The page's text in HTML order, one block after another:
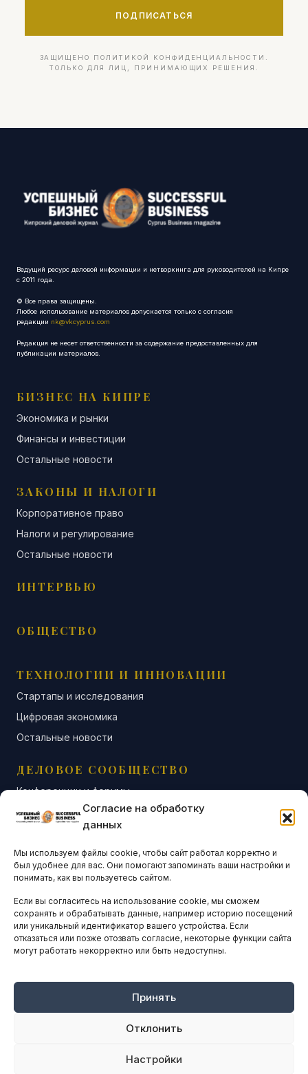
Согласие на обработку
данных
Мы используем файлы cookie, чтобы сайт работал корректно и
был удобнее для вас. Они помогают запоминать ваши настройки и
понимать, как вы пользуетесь сайтом.
Если вы согласитесь на использование cookie, мы сможем
сохранять и обрабатывать данные, например историю посещений
или уникальный идентификатор вашего устройства. Если
отказаться или позже отозвать согласие, некоторые функции сайта
могут работать некорректно или быть недоступны.
Принять
Отклонить
Настройки
ПОДПИСАТЬСЯ
ЗАЩИЩЕНО ПОЛИТИКОЙ КОНФИДЕНЦИАЛЬНОСТИ.
ТОЛЬКО ДЛЯ ЛИЦ, ПРИНИМАЮЩИХ РЕШЕНИЯ.
Ведущий ресурс деловой информации и нетворкинга для руководителей на Кипре
с 2011 года.
© Все права защищены.
Любое использование материалов допускается только с согласия
редакции nk@vkcyprus.com
Редакция не несет ответственности за содержание предоставленных для
публикации материалов.
БИЗНЕС НА КИПРЕ
Экономика и рынки
Финансы и инвестиции
Остальные новости
ЗАКОНЫ И НАЛОГИ
Корпоративное право
Налоги и регулирование
Остальные новости
ИНТЕРВЬЮ
ОБЩЕСТВО
ТЕХНОЛОГИИ И ИННОВАЦИИ
Стартапы и исследования
Цифровая экономика
Остальные новости
ДЕЛОВОЕ СООБЩЕСТВО
Конференции и форумы
Бизнес-клубы и ассоциации
Остальные новости
АНАЛИТИКА И СТАТИСТИКА
ARTICLES IN ENGLISH
НАВИГАЦИЯ
Оплата онлайн